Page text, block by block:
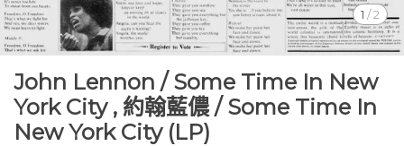
1 /2
John Lennon / Some Time In New
York City , 約翰藍儂 / Some Time In
New York City (LP)